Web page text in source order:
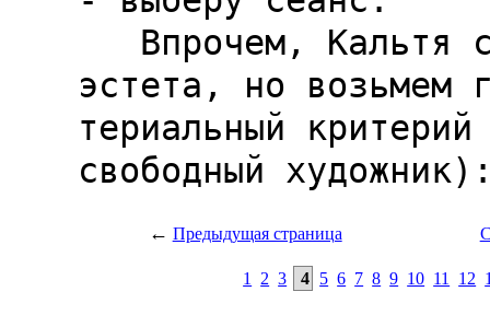
← Предыдущая страница
1 2 3 4 5 6 7 8 9 10 11 12